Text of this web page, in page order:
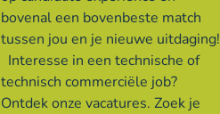
bovenal een bovenbeste match
tussen jou en je nieuwe uitdaging!
Interesse in een technische of
technisch commerciële job?
Ontdek onze vacatures. Zoek je